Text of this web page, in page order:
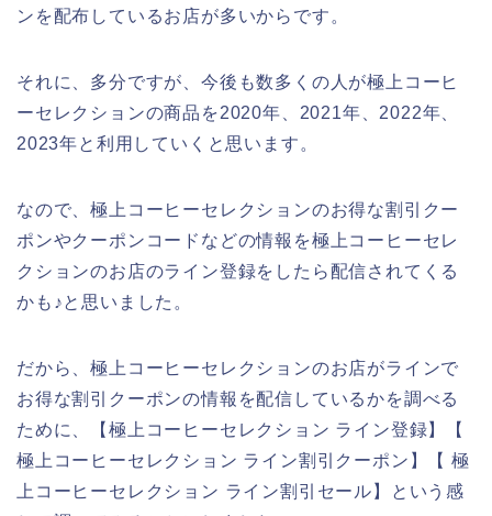
ンを配布しているお店が多いからです。
それに、多分ですが、今後も数多くの人が極上コーヒ
ーセレクションの商品を2020年、2021年、2022年、
2023年と利用していくと思います。
なので、極上コーヒーセレクションのお得な割引クー
ポンやクーポンコードなどの情報を極上コーヒーセレ
クションのお店のライン登録をしたら配信されてくる
かも♪と思いました。
だから、極上コーヒーセレクションのお店がラインで
お得な割引クーポンの情報を配信しているかを調べる
ために、【極上コーヒーセレクション ライン登録】【
極上コーヒーセレクション ライン割引クーポン】【 極
上コーヒーセレクション ライン割引セール】という感